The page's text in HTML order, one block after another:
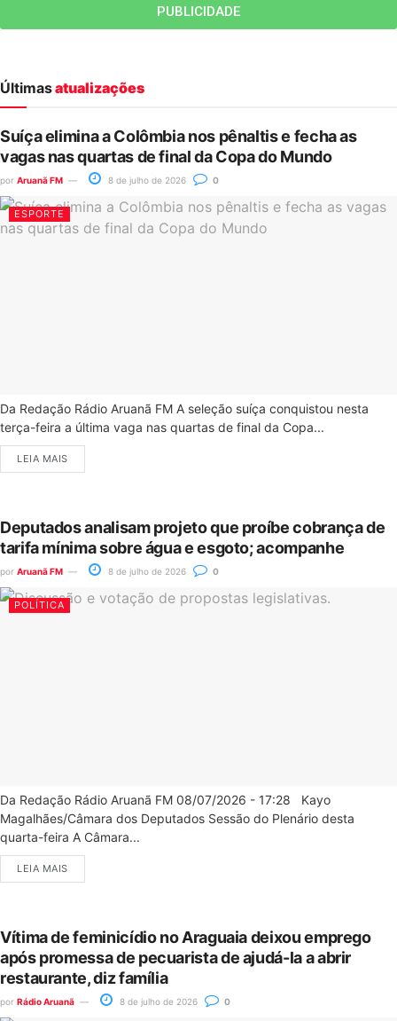
PUBLICIDADE
Últimasatualizações
Suíça elimina a Colômbia nos pênaltis e fecha as
vagas nas quartas de final da Copa do Mundo
por Aruanã FM 8 de julho de 2026 0
ESPORTE
Da Redação Rádio Aruanã FM A seleção suíça conquistou nesta
terça-feira a última vaga nas quartas de final da Copa...
LEIA MAIS
Deputados analisam projeto que proíbe cobrança de
tarifa mínima sobre água e esgoto; acompanhe
por Aruanã FM 8 de julho de 2026 0
POLÍTICA
Da Redação Rádio Aruanã FM 08/07/2026 - 17:28 Kayo
Magalhães/Câmara dos Deputados Sessão do Plenário desta
quarta-feira A Câmara...
LEIA MAIS
Vítima de feminicídio no Araguaia deixou emprego
após promessa de pecuarista de ajudá-la a abrir
restaurante, diz família
por Rádio Aruanã 8 de julho de 2026 0